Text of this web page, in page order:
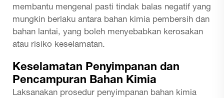
membantu mengenal pasti tindak balas negatif yang
mungkin berlaku antara bahan kimia pembersih dan
bahan lantai, yang boleh menyebabkan kerosakan
atau risiko keselamatan.
Keselamatan Penyimpanan dan
Pencampuran Bahan Kimia
Laksanakan prosedur penyimpanan bahan kimia